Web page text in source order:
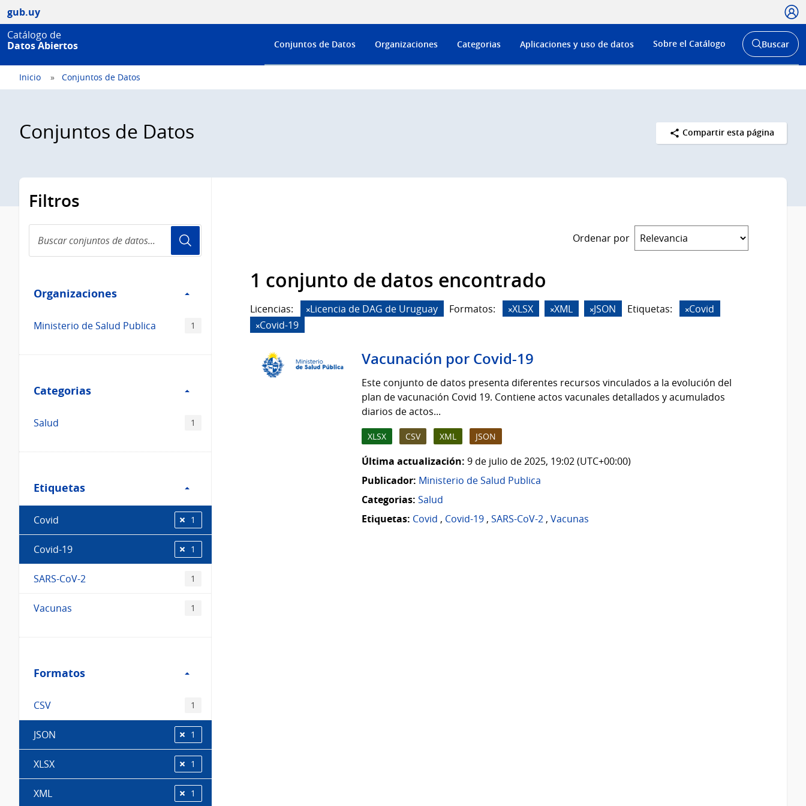
gub.uy
Catálogo de
Datos Abiertos
Menú
de
Conjuntos de Datos Organizaciones Categorias Aplicaciones y uso de datos Sobre el Catálogo
Abrir
buscador
Buscar
Inicio Conjuntos de Datos
Conjuntos de Datos Compartir esta página
Filtros
conjuntos
de
Organizaciones
Organizaciones
Ministerio de Salud Publica 1
Categorias
Categorias
Salud 1
Etiquetas
Etiquetas
Covid 1
Covid-19 1
SARS-CoV-2 1
Vacunas 1
Formatos
Formatos
CSV 1
JSON 1
XLSX 1
XML 1
Ordenar por
1 conjunto de datos encontrado
Licencias: Licencia de DAG de Uruguay Formatos: XLSX XML JSON Etiquetas:
Covid
Covid-19
Vacunación por Covid-19
Este conjunto de datos presenta diferentes recursos vinculados a la evolución del
plan de vacunación Covid 19. Contiene actos vacunales detallados y acumulados
diarios de actos...
XLSX CSV XML JSON
Última actualización: 9 de julio de 2025, 19:02 (UTC+00:00)
Publicador: Ministerio de Salud Publica
Categorias: Salud
Etiquetas: Covid , Covid-19, SARS-CoV-2, Vacunas